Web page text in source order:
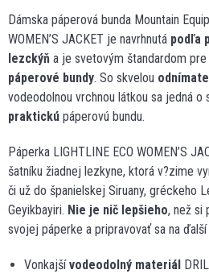
Dámska páperová bunda Mountain
WOMEN’S JACKET je navrhnutá podľa
lezckýň a je svetovým štandardom pre
páperové bundy. So skvelou
vodeodolnou vrchnou látkou sa jedná o
praktickú páperovú bundu.
Páperka LIGHTLINE ECO WOMEN’S
šatníku žiadnej lezkyne, ktorá v?zime
či už do španielskej Siruany, gréckeho
Geyikbayiri. Nie je nič lepšieho, než si
svojej páperke a pripravovať sa na
Vonkajšívodeodolný materiál